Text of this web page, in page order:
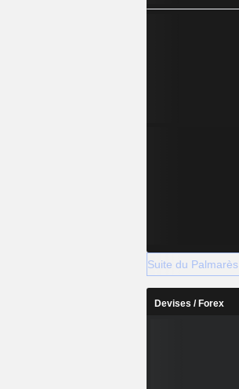
Suite du Palmarès
Devises / Forex